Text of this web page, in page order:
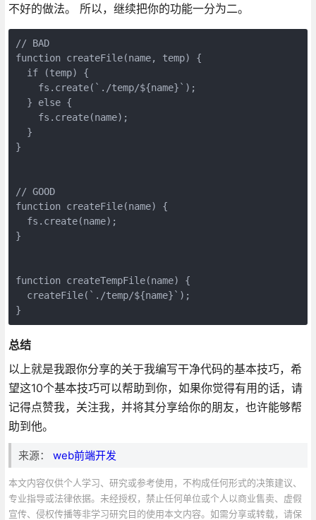
不好的做法。 所以，继续把你的功能一分为二。
// BAD
function createFile(name, temp) {
  if (temp) {
    fs.create(`./temp/${name}`);
  } else {
    fs.create(name);
  }
}
// GOOD
function createFile(name) {
  fs.create(name);
}
function createTempFile(name) {
  createFile(`./temp/${name}`);
}
总结
以上就是我跟你分享的关于我编写干净代码的基本技巧，希
望这10个基本技巧可以帮助到你，如果你觉得有用的话，请
记得点赞我，关注我，并将其分享给你的朋友，也许能够帮
助到他。
来源： web前端开发
本文内容仅供个人学习、研究或参考使用，不构成任何形式的决策建议、
专业指导或法律依据。未经授权，禁止任何单位或个人以商业售卖、虚假
宣传、侵权传播等非学习研究目的使用本文内容。如需分享或转载，请保